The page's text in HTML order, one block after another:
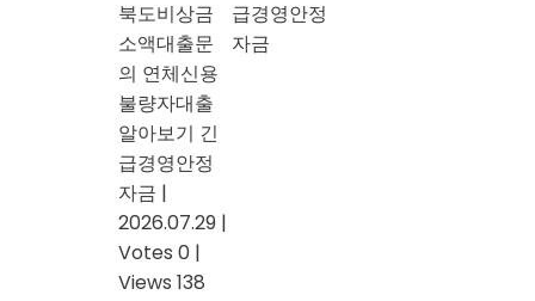
북도비상금
소액대출문
의 연체신용
불량자대출
알아보기 긴
급경영안정
자금 |
2026.07.29 |
Votes 0 |
Views 138
급경영안정
자금